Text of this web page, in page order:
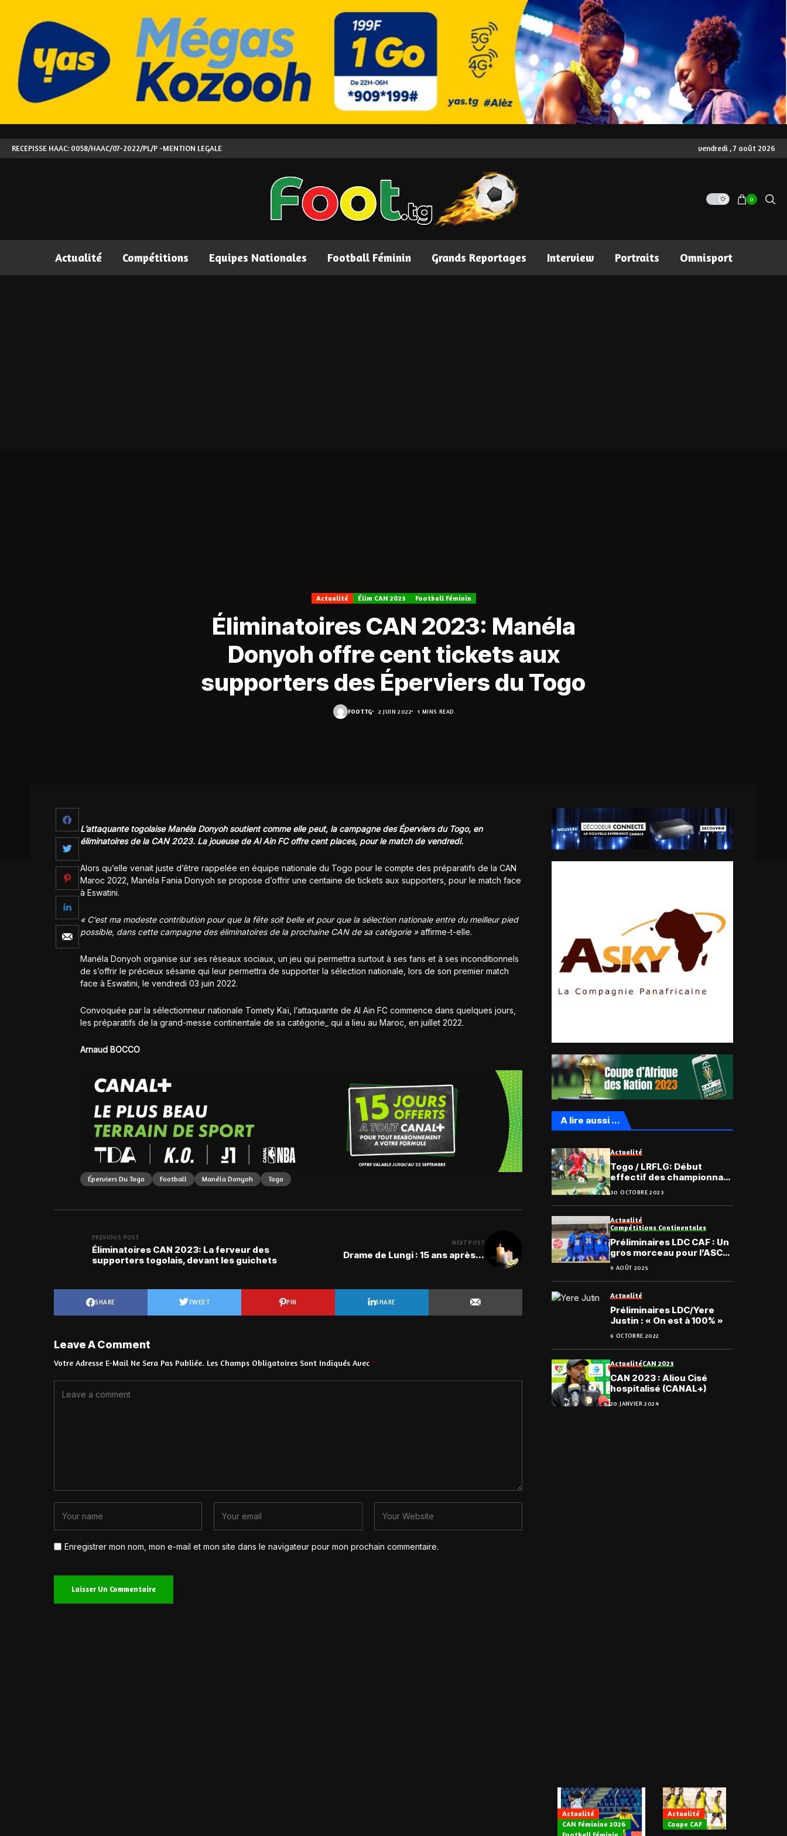
RECEPISSE HAAC: 0058/HAAC/07-2022/PL/P -MENTION LEGALE vendredi , 7 août 2026
0
Actualité Compétitions Equipes Nationales Football Féminin Grands Reportages Interview Portraits Omnisport
Actualité Élim CAN 2023 Football Féminin
Éliminatoires CAN 2023: Manéla
Donyoh offre cent tickets aux
supporters des Éperviers du Togo
FOOT.TG 2 JUIN 2022 1 MINS READ
L’attaquante togolaise Manéla Donyoh soutient comme elle peut, la campagne des Éperviers du Togo, en
éliminatoires de la CAN 2023. La joueuse de Al Ain FC offre cent places, pour le match de vendredi.
Alors qu’elle venait juste d’être rappelée en équipe nationale du Togo pour le compte des préparatifs de la CAN
Maroc 2022, Manéla Fania Donyoh se propose d’offrir une centaine de tickets aux supporters, pour le match face
à Eswatini.
« C’est ma modeste contribution pour que la fête soit belle et pour que la sélection nationale entre du meilleur pied
possible, dans cette campagne des éliminatoires de la prochaine CAN de sa catégorie »affirme-t-elle.
Manéla Donyoh organise sur ses réseaux sociaux, un jeu qui permettra surtout à ses fans et à ses inconditionnels
de s’offrir le précieux sésame qui leur permettra de supporter la sélection nationale, lors de son premier match
face à Eswatini, le vendredi 03 juin 2022.
Convoquée par la sélectionneur nationale Tomety Kaï, l’attaquante de Al Ain FC commence dans quelques jours,
les préparatifs de la grand-messe continentale de sa catégorie_ qui a lieu au Maroc, en juillet 2022.
Arnaud BOCCO
Éperviers Du Togo Football Manéla Donyoh Togo
PREVIOUS POST
Éliminatoires CAN 2023: La ferveur des
supporters togolais, devant les guichets
NEXT POST
Drame de Lungi : 15 ans après...
SHARE TWEET PIN SHARE
Leave A Comment
Votre Adresse E-Mail Ne Sera Pas Publiée. Les Champs Obligatoires Sont Indiqués Avec *
Enregistrer mon nom, mon e-mail et mon site dans le navigateur pour mon prochain commentaire.
A lire aussi ...
Actualité
Togo / LRFLG: Début
effectif des championnats
intra-ligues
30 OCTOBRE 2023
Actualité
Compétitions Continentales
Préliminaires LDC CAF : Un
gros morceau pour l’ASCK
au premier tour
9 AOÛT 2025
Actualité
Préliminaires LDC/Yere
Justin : « On est à 100% »
6 OCTOBRE 2022
ActualitéCAN 2023
CAN 2023 : Aliou Cisé
hospitalisé (CANAL+)
20 JANVIER 2024
Actualité
CAN Féminine 2026
Actualité
Coupe CAF